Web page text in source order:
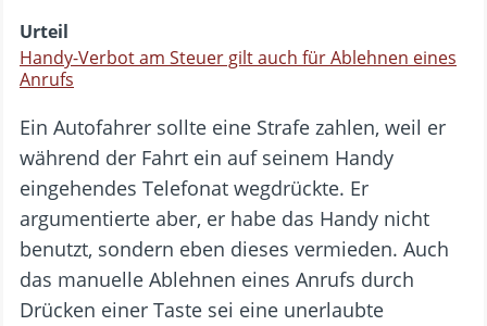
Urteil
Handy-Verbot am Steuer gilt auch für Ablehnen eines
Anrufs
Ein Autofahrer sollte eine Strafe zahlen, weil er
während der Fahrt ein auf seinem Handy
eingehendes Telefonat wegdrückte. Er
argumentierte aber, er habe das Handy nicht
benutzt, sondern eben dieses vermieden. Auch
das manuelle Ablehnen eines Anrufs durch
Drücken einer Taste sei eine unerlaubte